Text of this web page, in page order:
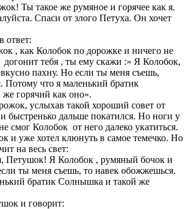
Ты такое же румяное и горячее как я.
Спаси от злого Петуха. Он хочет
ответ:
, как Колобок по дорожке и ничего не
тебя , ты ему скажи :» Я Колобок,
пахну. Но если ты меня съешь,
Потому что я маленький братик
горячий как оно».
услыхав такой хороший совет от
быстренько дальше покатился. Но ноги у
смог Колобок от него далеко укатиться.
и уже хотел клюнуть в самое темечко. Но
на весь свет:
Петушок! Я Колобок , румяный бочок и
ты меня съешь, то навек обожжешься.
братик Солнышка и такой же
и говорит: